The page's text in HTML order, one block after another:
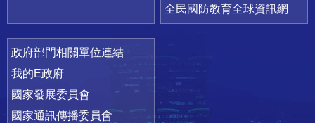
全民國防教育全球資訊網
政府部門相關單位連結
我的E政府
國家發展委員會
國家通訊傳播委員會